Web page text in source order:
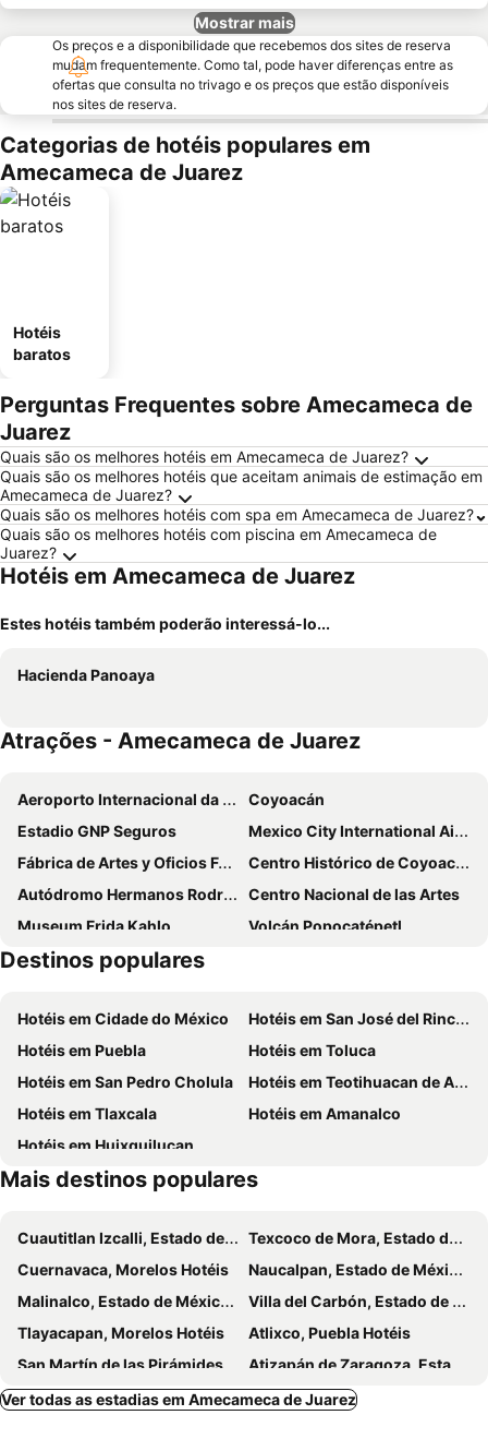
Mostrar mais
Os preços e a disponibilidade que recebemos dos sites de reserva
mudam frequentemente. Como tal, pode haver diferenças entre as
ofertas que consulta no trivago e os preços que estão disponíveis
nos sites de reserva.
Categorias de hotéis populares em
Amecameca de Juarez
Hotéis
baratos
Perguntas Frequentes sobre Amecameca de
Juarez
Quais são os melhores hotéis em Amecameca de Juarez?
Quais são os melhores hotéis que aceitam animais de estimação em
Amecameca de Juarez?
Quais são os melhores hotéis com spa em Amecameca de Juarez?
Quais são os melhores hotéis com piscina em Amecameca de
Juarez?
Hotéis em Amecameca de Juarez
Estes hotéis também poderão interessá-lo...
Hacienda Panoaya
Atrações - Amecameca de Juarez
Aeroporto Internacional da Cidade do México
Coyoacán
Estadio GNP Seguros
Mexico City International Airport
Fábrica de Artes y Oficios FARO
Centro Histórico de Coyoacán
Autódromo Hermanos Rodríguez
Centro Nacional de las Artes
Museum Frida Kahlo
Volcán Popocatépetl
Tláhuac
Parque Nacional El Tepozteco
Insurgentes
Iztapalapa
Venustiano Carranza
Azteca Stadium
Avenida de los Insurgentes
Destinos populares
Hotéis em Cidade do México
Hotéis em San José del Rincón
Hotéis em Puebla
Hotéis em Toluca
Hotéis em San Pedro Cholula
Hotéis em Teotihuacan de Arista
Hotéis em Tlaxcala
Hotéis em Amanalco
Hotéis em Huixquilucan
Mais destinos populares
Cuautitlan Izcalli, Estado de México Hotéis
Texcoco de Mora, Estado de México Hotéis
Cuernavaca, Morelos Hotéis
Naucalpan, Estado de México Hotéis
Malinalco, Estado de México Hotéis
Villa del Carbón, Estado de México Hotéis
Tlayacapan, Morelos Hotéis
Atlixco, Puebla Hotéis
San Martín de las Pirámides, Estado de México Hotéis
Atizapán de Zaragoza, Estado de México Hotéis
Tepotzotlan, Estado de México Hotéis
Isidro Fabela, Estado de México Hotéis
Ver todas as estadias em Amecameca de Juarez